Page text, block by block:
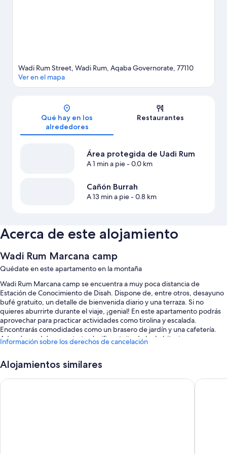
Wadi Rum Street, Wadi Rum, Aqaba Governorate, 77110
Ver en el mapa
Qué hay en los
alrededores
Restaurantes
Área protegida de Uadi Rum
A 1 min a pie- 0.0 km
Cañón Burrah
A 13 min a pie- 0.8 km
Acerca de este alojamiento
Wadi Rum Marcana camp
Quédate en este apartamento en la montaña
Wadi Rum Marcana camp se encuentra a muy poca distancia de
Estación de Conocimiento de Disah. Dispone de, entre otros, desayuno
bufé gratuito, un detalle de bienvenida diario y una terraza. Si no
quieres aburrirte durante el viaje, ¡genial! En este apartamento podrás
aprovechar para practicar actividades como tirolina y escalada.
Encontrarás comodidades como un brasero de jardín y una cafetería.
Además, podrás conectarte al wifi gratuito de las habitaciones, que
Estos son algunos otros servicios de este apartamento:
Servicio de registro de salida exprés, servicio de registro de entrada
Información sobre los derechos de cancelación
Alojamientos similares
Wadi rum Aviva camp Wadi